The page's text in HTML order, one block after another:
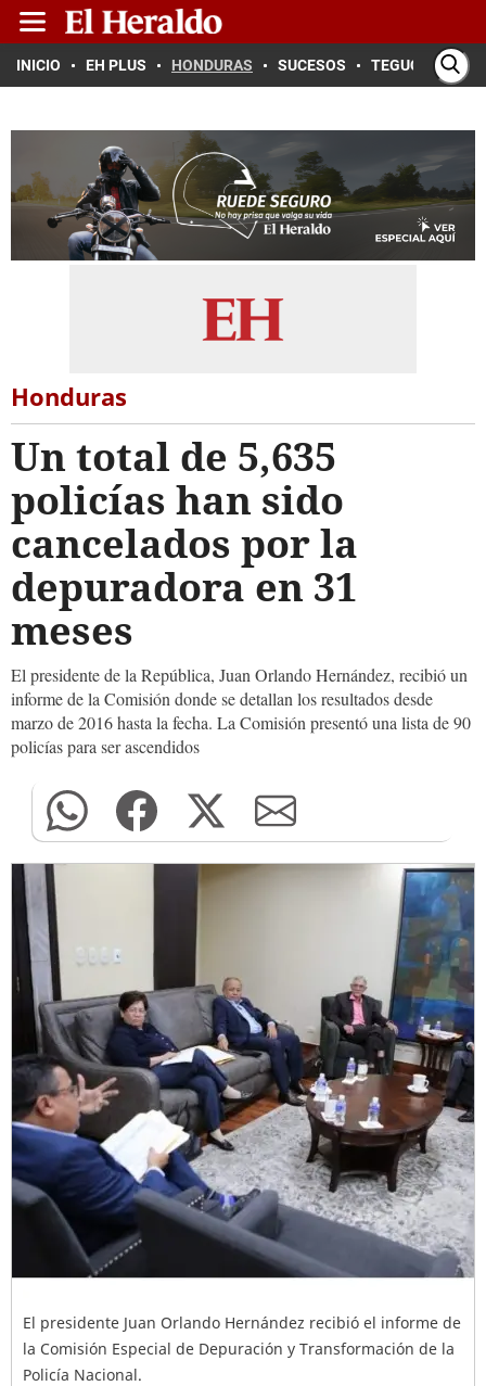
INICIO EH PLUS HONDURAS SUCESOS TEGUCIGALPA
Honduras
Un total de 5,635
policías han sido
cancelados por la
depuradora en 31
meses
El presidente de la República, Juan Orlando Hernández, recibió un
informe de la Comisión donde se detallan los resultados desde
marzo de 2016 hasta la fecha. La Comisión presentó una lista de 90
policías para ser ascendidos
El presidente Juan Orlando Hernández recibió el informe de
la Comisión Especial de Depuración y Transformación de la
Policía Nacional.